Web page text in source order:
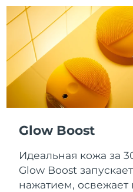
Glow Boost
Идеальная кожа за
Glow Boost
нажатием, освежает
Польша
Португалия
Пуэрто-Рико
Катар
Реюньон